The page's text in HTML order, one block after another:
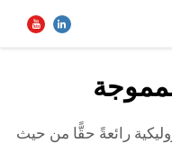
بحث
رائعةً حقًّا من حيث